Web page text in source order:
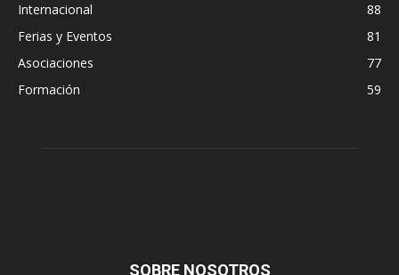
Internacional
88
Ferias y Eventos
81
Asociaciones
77
Formación
59
SOBRE NOSOTROS